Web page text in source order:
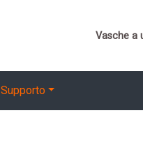
Vasche a
Supporto